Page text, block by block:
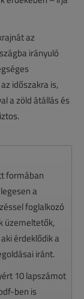
az
irányuló
időszakra is,
a zöld átállás és
formában
a
foglalkozó
üzemeltetők,
érdeklődik a
iránt.
10 lapszámot
ben is